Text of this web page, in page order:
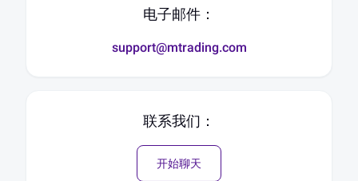
电子邮件：
support@mtrading.com
联系我们：
开始聊天